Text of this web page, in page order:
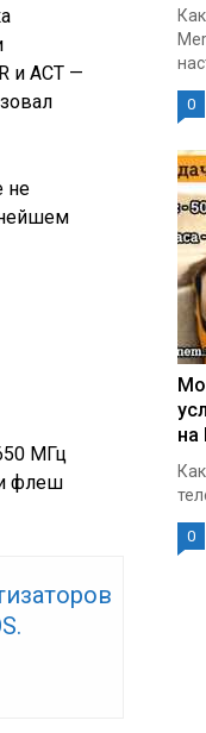
и ACT —
не
МГц
и флеш
0
на
0